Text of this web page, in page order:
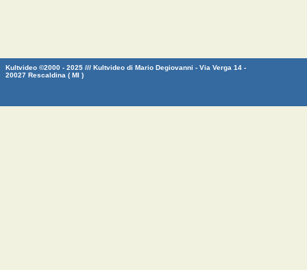
Kultvideo ©2000 - 2025 /// Kultvideo di Mario Degiovanni - Via Verga 14 -
20027 Rescaldina ( MI )